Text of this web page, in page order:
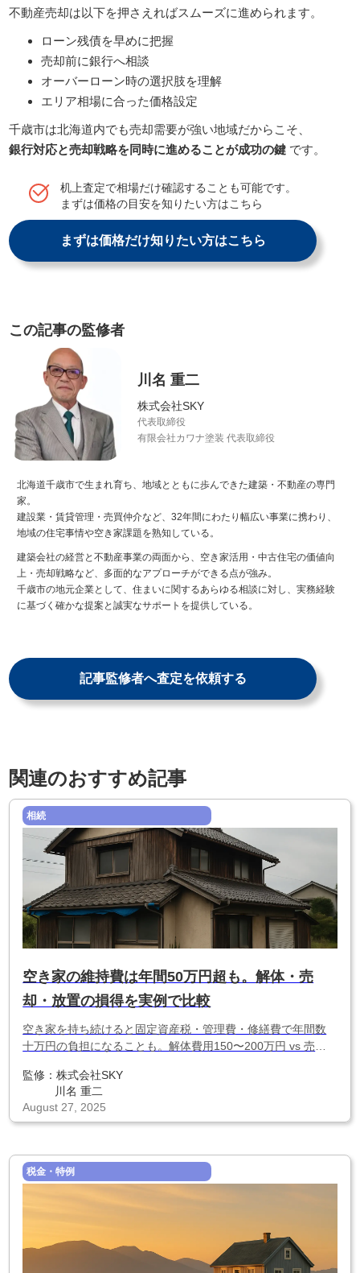
不動産売却は以下を押さえればスムーズに進められます。
ローン残債を早めに把握
売却前に銀行へ相談
オーバーローン時の選択肢を理解
エリア相場に合った価格設定
千歳市は北海道内でも売却需要が強い地域だからこそ、
銀行対応と売却戦略を同時に進めることが成功の鍵 です。
机上査定で相場だけ確認することも可能です。
まずは価格の目安を知りたい方はこちら
まずは価格だけ知りたい方はこちら
この記事の監修者
川名 重二
株式会社SKY
代表取締役
有限会社カワナ塗装 代表取締役
北海道千歳市で生まれ育ち、地域とともに歩んできた建築・不動産の専門
家。
建設業・賃貸管理・売買仲介など、32年間にわたり幅広い事業に携わり、
地域の住宅事情や空き家課題を熟知している。
建築会社の経営と不動産事業の両面から、空き家活用・中古住宅の価値向
上・売却戦略など、多面的なアプローチができる点が強み。
千歳市の地元企業として、住まいに関するあらゆる相談に対し、実務経験
に基づく確かな提案と誠実なサポートを提供している。
記事監修者へ査定を依頼する
関連のおすすめ記事
相続
空き家の維持費は年間50万円超も。解体・売
却・放置の損得を実例で比較
空き家を持ち続けると固定資産税・管理費・修繕費で年間数
十万円の負担になることも。解体費用150〜200万円 vs 売却
り早く動いた方が得」な理由がわかります。
監修：株式会社SKY
川名 重二
August 27, 2025
税金・特例